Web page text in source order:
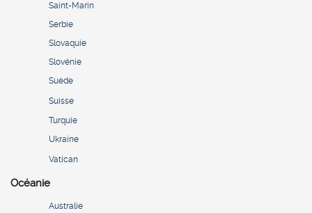
Saint-Marin
Serbie
Slovaquie
Slovénie
Suède
Suisse
Turquie
Ukraine
Vatican
Océanie
Australie